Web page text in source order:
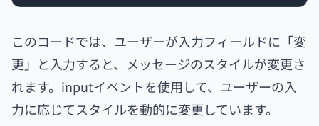
このコードでは、ユーザーが入力フィールドに「変
更」と入力すると、メッセージのスタイルが変更さ
れます。inputイベントを使用して、ユーザーの入
力に応じてスタイルを動的に変更しています。